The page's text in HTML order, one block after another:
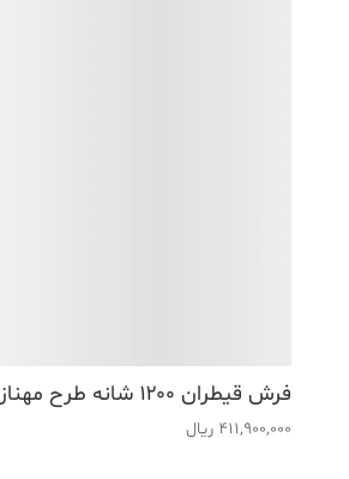
فرش قیطران ۱۲۰۰ شانه طرح مهناز کرم
411,900,000 ریال